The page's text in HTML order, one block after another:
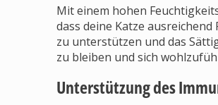
Mit einem hohen
dass deine Katze
zu unterstützen und das
zu bleiben und sich
Unterstützung des